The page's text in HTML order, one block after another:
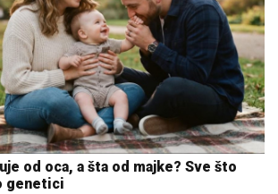
od oca, a šta od majke? Sve što
genetici